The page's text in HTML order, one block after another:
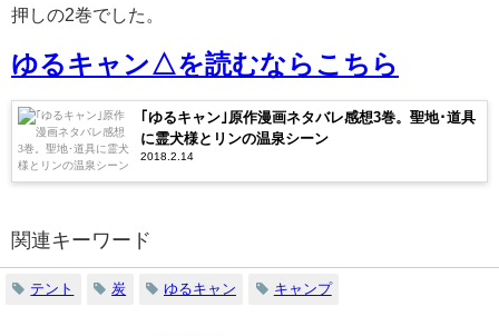
押しの2巻でした。
ゆるキャン△を読むならこちら
｢ゆるキャン｣原作漫画ネタバレ感想3巻。聖地･道具
に霊犬様とリンの温泉シーン
2018.2.14
関連キーワード
テント 炭 ゆるキャン キャンプ